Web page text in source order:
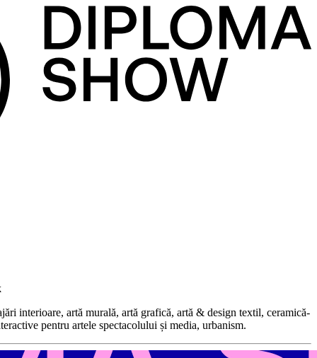
interioare, artă murală, artă grafică, artă & design textil, ceramică-
pentru artele spectacolului și media, urbanism.